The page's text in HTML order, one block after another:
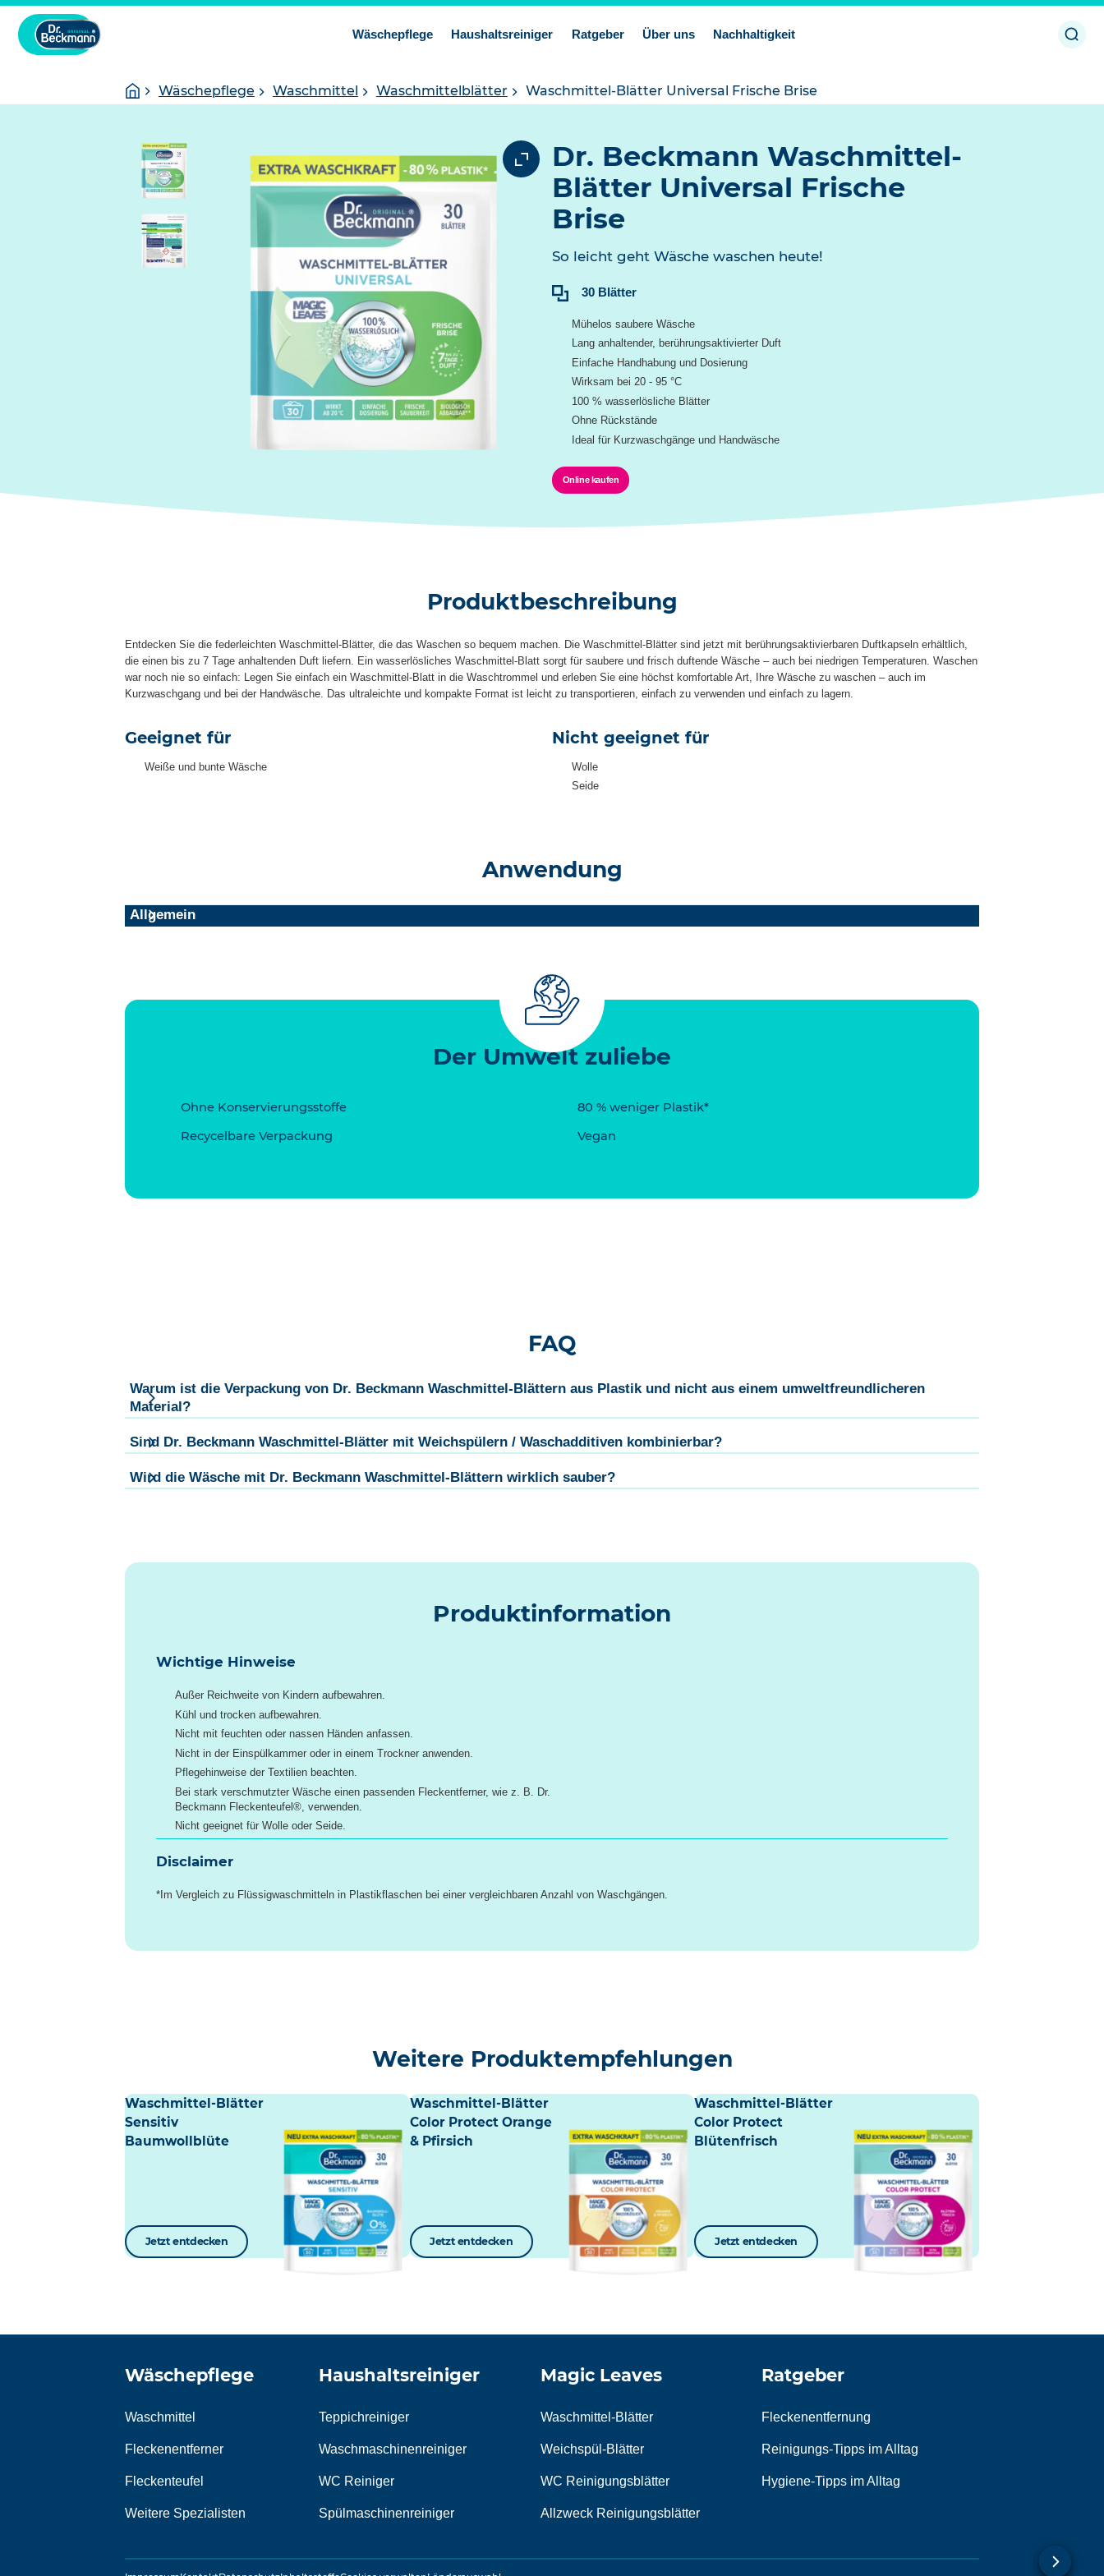
Wäschepflege Haushaltsreiniger Ratgeber Über uns Nachhaltigkeit
Sie
sind
Startseite
Wäschepflege Waschmittel Waschmittelblätter Waschmittel-Blätter Universal Frische Brise
Dr. Beckmann Waschmittel-
Blätter Universal Frische
Brise
So leicht geht Wäsche waschen heute!
Inhalt:30 Blätter
Mühelos saubere Wäsche
Lang anhaltender, berührungsaktivierter Duft
Einfache Handhabung und Dosierung
Wirksam bei 20 - 95 °C
100 % wasserlösliche Blätter
Ohne Rückstände
Ideal für Kurzwaschgänge und Handwäsche
Online kaufen
Produktbeschreibung
Entdecken Sie die federleichten Waschmittel-Blätter, die das Waschen so bequem machen. Die Waschmittel-Blätter sind jetzt mit berührungsaktivierbaren Duftkapseln erhältlich,
die einen bis zu 7 Tage anhaltenden Duft liefern. Ein wasserlösliches Waschmittel-Blatt sorgt für saubere und frisch duftende Wäsche – auch bei niedrigen Temperaturen. Waschen
war noch nie so einfach: Legen Sie einfach ein Waschmittel-Blatt in die Waschtrommel und erleben Sie eine höchst komfortable Art, Ihre Wäsche zu waschen – auch im
Kurzwaschgang und bei der Handwäsche. Das ultraleichte und kompakte Format ist leicht zu transportieren, einfach zu verwenden und einfach zu lagern.
Geeignet für
Weiße und bunte Wäsche
Nicht geeignet für
Wolle
Seide
Anwendung
Allgemein
Der Umwelt zuliebe
Ohne Konservierungsstoffe
Recycelbare Verpackung
80 % weniger Plastik*
Vegan
FAQ
Warum ist die Verpackung von Dr. Beckmann Waschmittel-Blättern aus Plastik und nicht aus einem umweltfreundlicheren
Material?
Sind Dr. Beckmann Waschmittel-Blätter mit Weichspülern / Waschadditiven kombinierbar?
Wird die Wäsche mit Dr. Beckmann Waschmittel-Blättern wirklich sauber?
Produktinformation
Wichtige Hinweise
Außer Reichweite von Kindern aufbewahren.
Kühl und trocken aufbewahren.
Nicht mit feuchten oder nassen Händen anfassen.
Nicht in der Einspülkammer oder in einem Trockner anwenden.
Pflegehinweise der Textilien beachten.
Bei stark verschmutzter Wäsche einen passenden Fleckentferner, wie z. B. Dr.
Beckmann Fleckenteufel®, verwenden.
Nicht geeignet für Wolle oder Seide.
Disclaimer
*Im Vergleich zu Flüssigwaschmitteln in Plastikflaschen bei einer vergleichbaren Anzahl von Waschgängen.
Weitere Produktempfehlungen
Waschmittel-Blätter
Sensitiv
Baumwollblüte
Jetzt entdecken
Waschmittel-Blätter
Color Protect Orange
& Pfirsich
Jetzt entdecken
Waschmittel-Blätter
Color Protect
Blütenfrisch
Jetzt entdecken
Wäschepflege
Waschmittel
Fleckenentferner
Fleckenteufel
Weitere Spezialisten
Haushaltsreiniger
Teppichreiniger
Waschmaschinenreiniger
WC Reiniger
Spülmaschinenreiniger
Magic Leaves
Waschmittel-Blätter
Weichspül-Blätter
WC Reinigungsblätter
Allzweck Reinigungsblätter
Ratgeber
Fleckenentfernung
Reinigungs-Tipps im Alltag
Hygiene-Tipps im Alltag